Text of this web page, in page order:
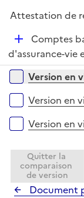
p
e
r
Attestation de
D
é
p
e
r
Comptes
d'assurance-vie
Versions sur la
Version en
Version en
Version en
Quitter la
comparaison
de version
Document